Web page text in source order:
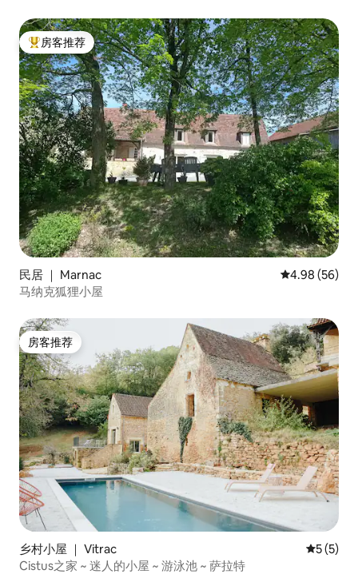
热门「房客推荐」
房客推荐
民居 ｜ Marnac 平均评分 4.98
4.98 (56)
马纳克狐狸小屋
房客推荐
房客推荐
乡村小屋 ｜ Vitrac 平均评分
5 (5)
Cistus之家 ~ 迷人的小屋 ~ 游泳池 ~ 萨拉特